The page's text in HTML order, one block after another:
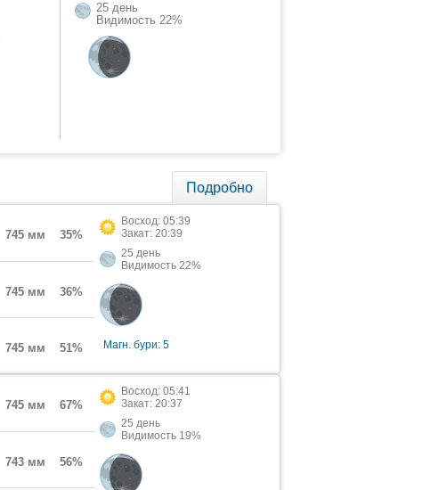
25 день
Видимость 22%
Подробно
745 мм 35%
745 мм 36%
745 мм 51%
Восход: 05:39
Закат: 20:39
25 день
Видимость 22%
Магн. бури: 5
745 мм 67%
743 мм 56%
Восход: 05:41
Закат: 20:37
25 день
Видимость 19%